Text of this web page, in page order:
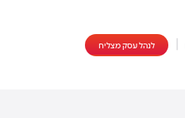
לנהל עסק מצליח